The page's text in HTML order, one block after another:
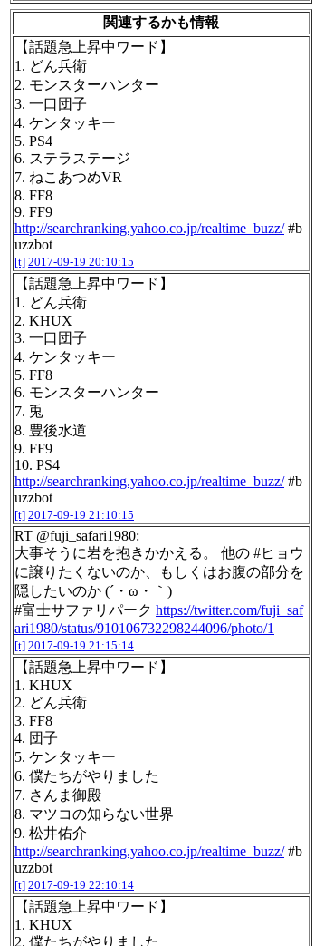
関連するかも情報
【話題急上昇中ワード】
1. どん兵衛
2. モンスターハンター
3. 一口団子
4. ケンタッキー
5. PS4
6. ステラステージ
7. ねこあつめVR
8. FF8
9. FF9
http://searchranking.yahoo.co.jp/realtime_buzz/#b
uzzbot
[t] 2017-09-19 20:10:15
【話題急上昇中ワード】
1. どん兵衛
2. KHUX
3. 一口団子
4. ケンタッキー
5. FF8
6. モンスターハンター
7. 兎
8. 豊後水道
9. FF9
10. PS4
http://searchranking.yahoo.co.jp/realtime_buzz/#b
uzzbot
[t] 2017-09-19 21:10:15
RT @fuji_safari1980:
大事そうに岩を抱きかかえる。 他の #ヒョウ
に譲りたくないのか、もしくはお腹の部分を
隠したいのか (´・ω・｀)
#富士サファリパーク https://twitter.com/fuji_saf
ari1980/status/910106732298244096/photo/1
[t] 2017-09-19 21:15:14
【話題急上昇中ワード】
1. KHUX
2. どん兵衛
3. FF8
4. 団子
5. ケンタッキー
6. 僕たちがやりました
7. さんま御殿
8. マツコの知らない世界
9. 松井佑介
http://searchranking.yahoo.co.jp/realtime_buzz/#b
uzzbot
[t] 2017-09-19 22:10:14
【話題急上昇中ワード】
1. KHUX
2. 僕たちがやりました